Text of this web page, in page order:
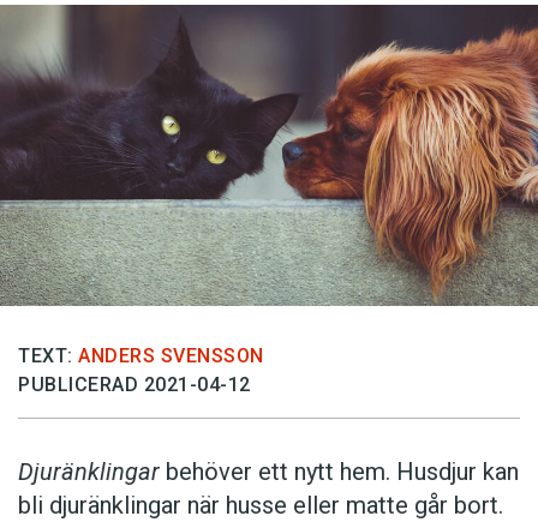
TEXT: ANDERS SVENSSON
PUBLICERAD 2021-04-12
Djuränklingar behöver ett nytt hem. Husdjur kan
bli djuränklingar när husse eller matte går bort.